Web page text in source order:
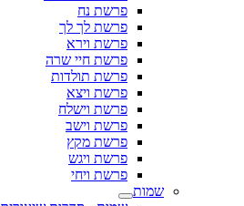
פרשת נח
פרשת לך לך
פרשת וירא
פרשת חיי שרה
פרשת תולדות
פרשת ויצא
פרשת וישלח
פרשת וישב
פרשת מקץ
פרשת ויגש
פרשת ויחי
שמות